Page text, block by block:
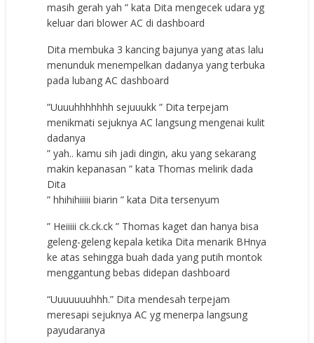
masih gerah yah ” kata Dita mengecek udara yg
keluar dari blower AC di dashboard
Dita membuka 3 kancing bajunya yang atas lalu
menunduk menempelkan dadanya yang terbuka
pada lubang AC dashboard
”Uuuuhhhhhhh sejuuukk ” Dita terpejam
menikmati sejuknya AC langsung mengenai kulit
dadanya
” yah.. kamu sih jadi dingin, aku yang sekarang
makin kepanasan ” kata Thomas melirik dada
Dita
” hhihihiiiii biarin ” kata Dita tersenyum
” Heiiiii ck.ck.ck ” Thomas kaget dan hanya bisa
geleng-geleng kepala ketika Dita menarik BHnya
ke atas sehingga buah dada yang putih montok
menggantung bebas didepan dashboard
“Uuuuuuuhhh.” Dita mendesah terpejam
meresapi sejuknya AC yg menerpa langsung
payudaranya